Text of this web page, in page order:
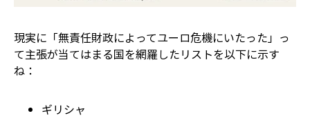
現実に「無責任財政によってユーロ危機にいたった」っ
て主張が当てはまる国を網羅したリストを以下に示す
ね：
ギリシャ